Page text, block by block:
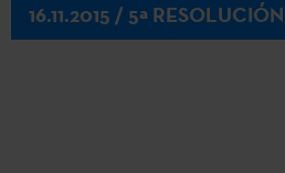
16.11.2015 / 5ª RESOLUCIÓN